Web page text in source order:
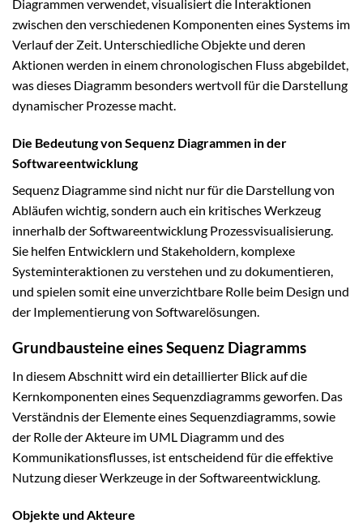
Diagrammen verwendet, visualisiert die Interaktionen
zwischen den verschiedenen Komponenten eines Systems im
Verlauf der Zeit. Unterschiedliche Objekte und deren
Aktionen werden in einem chronologischen Fluss abgebildet,
was dieses Diagramm besonders wertvoll für die Darstellung
dynamischer Prozesse macht.
Die Bedeutung von Sequenz Diagrammen in der
Softwareentwicklung
Sequenz Diagramme sind nicht nur für die Darstellung von
Abläufen wichtig, sondern auch ein kritisches Werkzeug
innerhalb der Softwareentwicklung Prozessvisualisierung.
Sie helfen Entwicklern und Stakeholdern, komplexe
Systeminteraktionen zu verstehen und zu dokumentieren,
und spielen somit eine unverzichtbare Rolle beim Design und
der Implementierung von Softwarelösungen.
Grundbausteine eines Sequenz Diagramms
In diesem Abschnitt wird ein detaillierter Blick auf die
Kernkomponenten eines Sequenzdiagramms geworfen. Das
Verständnis der Elemente eines Sequenzdiagramms, sowie
der Rolle der Akteure im UML Diagramm und des
Kommunikationsflusses, ist entscheidend für die effektive
Nutzung dieser Werkzeuge in der Softwareentwicklung.
Objekte und Akteure